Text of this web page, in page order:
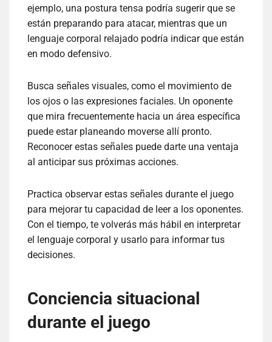
ejemplo, una postura tensa podría sugerir que se
están preparando para atacar, mientras que un
lenguaje corporal relajado podría indicar que están
en modo defensivo.
Busca señales visuales, como el movimiento de
los ojos o las expresiones faciales. Un oponente
que mira frecuentemente hacia un área específica
puede estar planeando moverse allí pronto.
Reconocer estas señales puede darte una ventaja
al anticipar sus próximas acciones.
Practica observar estas señales durante el juego
para mejorar tu capacidad de leer a los oponentes.
Con el tiempo, te volverás más hábil en interpretar
el lenguaje corporal y usarlo para informar tus
decisiones.
Conciencia situacional
durante el juego